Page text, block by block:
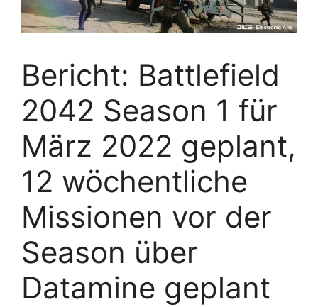
Bericht: Battlefield
2042 Season 1 für
März 2022 geplant,
12 wöchentliche
Missionen vor der
Season über
Datamine geplant